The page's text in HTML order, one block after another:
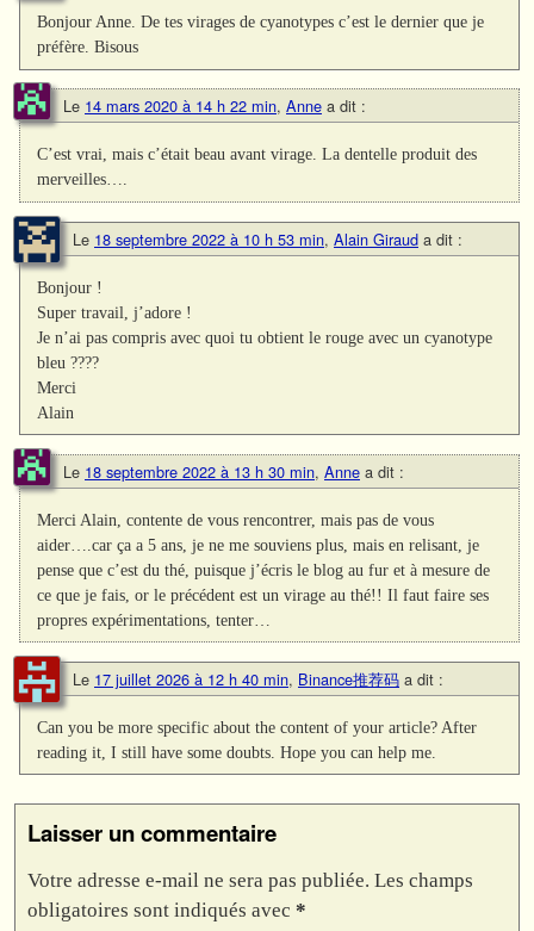
Bonjour Anne. De tes virages de cyanotypes c’est le dernier que je
préfère. Bisous
Le 14 mars 2020 à 14 h 22 min, Anne a dit :
C’est vrai, mais c’était beau avant virage. La dentelle produit des
merveilles….
Le 18 septembre 2022 à 10 h 53 min, Alain Giraud a dit :
Bonjour !
Super travail, j’adore !
Je n’ai pas compris avec quoi tu obtient le rouge avec un cyanotype
bleu ????
Merci
Alain
Le 18 septembre 2022 à 13 h 30 min, Anne a dit :
Merci Alain, contente de vous rencontrer, mais pas de vous
aider….car ça a 5 ans, je ne me souviens plus, mais en relisant, je
pense que c’est du thé, puisque j’écris le blog au fur et à mesure de
ce que je fais, or le précédent est un virage au thé!! Il faut faire ses
propres expérimentations, tenter…
Le 17 juillet 2026 à 12 h 40 min, Binance推荐码 a dit :
Can you be more specific about the content of your article? After
reading it, I still have some doubts. Hope you can help me.
Laisser un commentaire
Votre adresse e-mail ne sera pas publiée. Les champs
obligatoires sont indiqués avec *